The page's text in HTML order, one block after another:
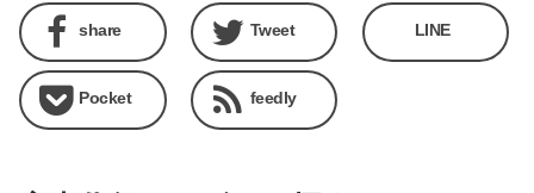
share Tweet LINE
Pocket feedly